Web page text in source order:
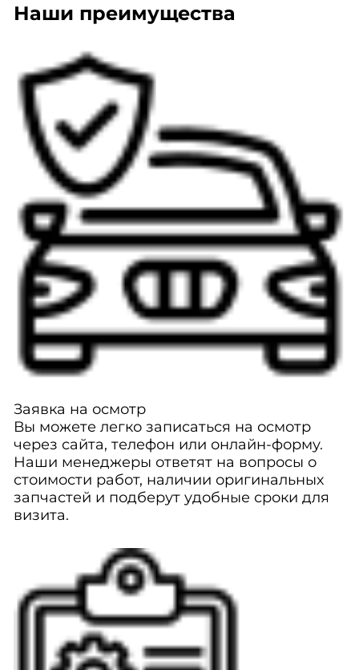
Наши преимущества
Заявка на осмотр
Вы можете легко записаться на осмотр
через сайта, телефон или онлайн-форму.
Наши менеджеры ответят на вопросы о
стоимости работ, наличии оригинальных
запчастей и подберут удобные сроки для
визита.